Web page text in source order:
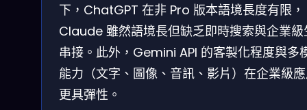
下，ChatGPT 在非 Pro 版本語境長度有限，
Claude 雖然語境長但缺乏即時搜索與企業級
串接。此外，Gemini API 的客製化程度與多
能力（文字、圖像、音訊、影片）在企業級
更具彈性。